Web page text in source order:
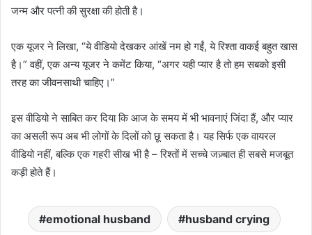
जन्म और पत्नी की सुरक्षा की होती है।
एक यूजर ने लिखा, “ये वीडियो देखकर आंखें नम हो गईं, ये रिश्ता वाकई बहुत खास
है।” वहीं, एक अन्य यूजर ने कमेंट किया, “अगर यही प्यार है तो हम सबको इसी
तरह का जीवनसाथी चाहिए।”
इस वीडियो ने साबित कर दिया कि आज के समय में भी भावनाएं जिंदा हैं, और प्यार
का असली रूप अब भी लोगों के दिलों को छू सकता है। यह सिर्फ एक वायरल
वीडियो नहीं, बल्कि एक गहरी सीख भी है – रिश्तों में सच्चे जज़्बात ही सबसे मजबूत
कड़ी होते हैं।
emotional husband husband crying